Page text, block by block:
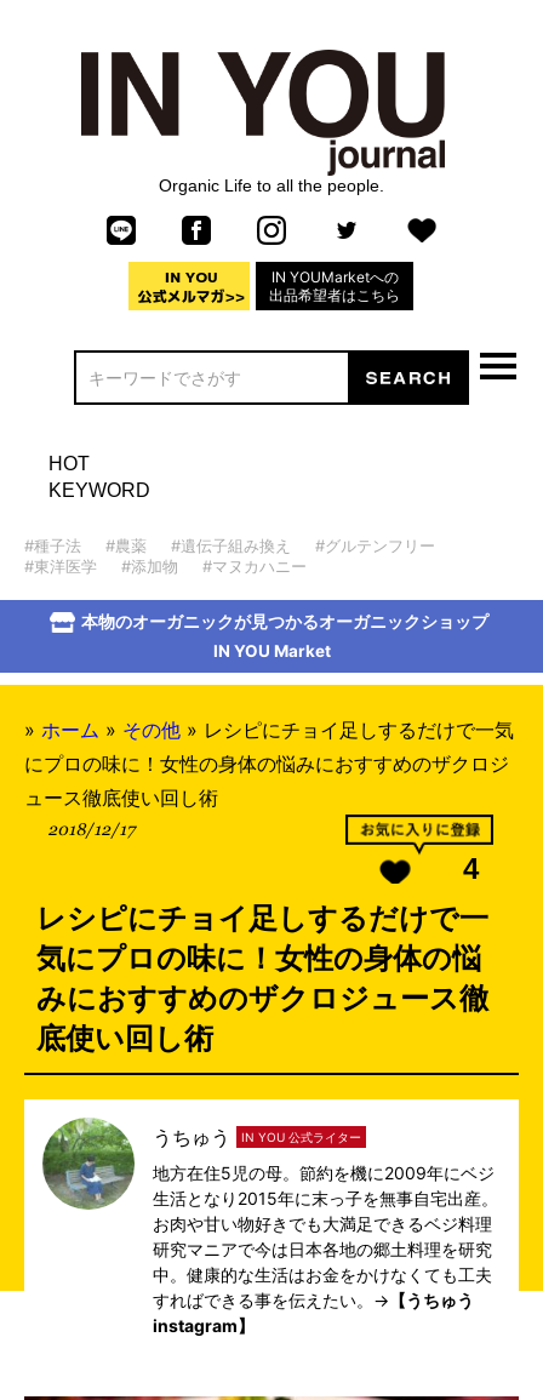
Organic Life to all the people.
IN YOUMarketへの
出品希望者はこちら
HOT
KEYWORD
#種子法 #農薬 #遺伝子組み換え
#グルテンフリー
#東洋医学
#添加物 #マヌカハニー
本物のオーガニックが見つかるオーガニックショップ
IN YOU Market
» ホーム » その他 » レシピにチョイ足しするだけで一気
にプロの味に！女性の身体の悩みにおすすめのザクロジ
ュース徹底使い回し術
2018/12/17
4
レシピにチョイ足しするだけで一
気にプロの味に！女性の身体の悩
みにおすすめのザクロジュース徹
底使い回し術
うちゅう IN YOU 公式ライター
地方在住5児の母。節約を機に2009年にベジ
生活となり2015年に末っ子を無事自宅出産。
お肉や甘い物好きでも大満足できるベジ料理
研究マニアで今は日本各地の郷土料理を研究
中。健康的な生活はお金をかけなくても工夫
すればできる事を伝えたい。→ 【うちゅう
instagram】